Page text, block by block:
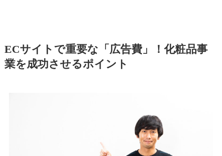
ECサイトで重要な「広告費」！化粧品事
業を成功させるポイント